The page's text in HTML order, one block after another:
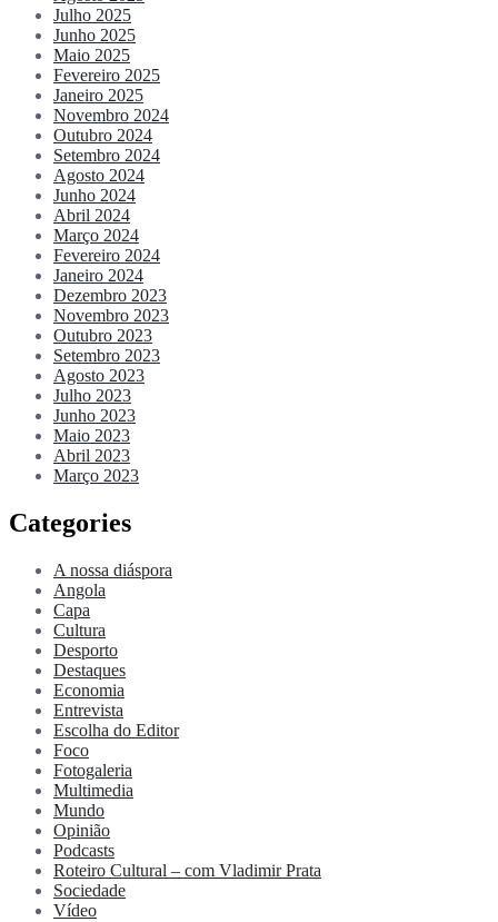
Julho 2025
Junho 2025
Maio 2025
Fevereiro 2025
Janeiro 2025
Novembro 2024
Outubro 2024
Setembro 2024
Agosto 2024
Junho 2024
Abril 2024
Março 2024
Fevereiro 2024
Janeiro 2024
Dezembro 2023
Novembro 2023
Outubro 2023
Setembro 2023
Agosto 2023
Julho 2023
Junho 2023
Maio 2023
Abril 2023
Março 2023
Categories
A nossa diáspora
Angola
Capa
Cultura
Desporto
Destaques
Economia
Entrevista
Escolha do Editor
Foco
Fotogaleria
Multimedia
Mundo
Opinião
Podcasts
Roteiro Cultural – com Vladimir Prata
Sociedade
Vídeo